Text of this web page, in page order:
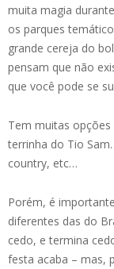
muita magia
os parques
grande cereja do
pensam que não
que você pode se
Tem muitas
terrinha do Tio
country, etc…
Porém, é
diferentes das do
cedo, e termina
festa acaba – mas,